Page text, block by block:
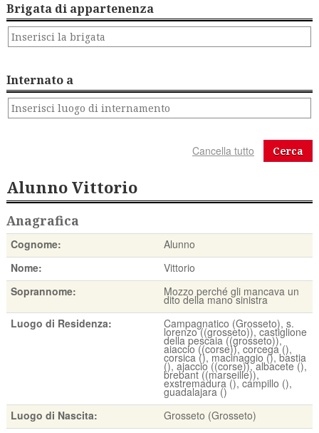
Brigata di appartenenza
Internato a
Cerca
Alunno Vittorio
Anagrafica
Cognome:
Alunno
Nome:
Vittorio
Soprannome:
Mozzo perché gli mancava un
dito della mano sinistra
Luogo di Residenza:
Campagnatico (Grosseto), s.
lorenzo ((grosseto)), castiglione
della pescaia ((grosseto)),
aiaccio ((corse)), corcega (),
corsica (), macinaggio (), bastia
(), ajaccio ((corse)), albacete (),
brebant ((marseille)),
exstremadura (), campillo (),
guadalajara ()
Luogo di Nascita:
Grosseto (Grosseto)